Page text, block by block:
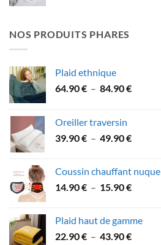
était :
est :
NOS PRODUITS PHARES
Plaid ethnique
64.90€ – 84.90€Plage
à
Oreiller traversin
39.90€ – 49.90€Plage
39.90 €
à
Coussin chauffant nuque
14.90€ – 15.90€Plage
14.90 €
à
Plaid haut de gamme
22.90€ – 43.90€Plage